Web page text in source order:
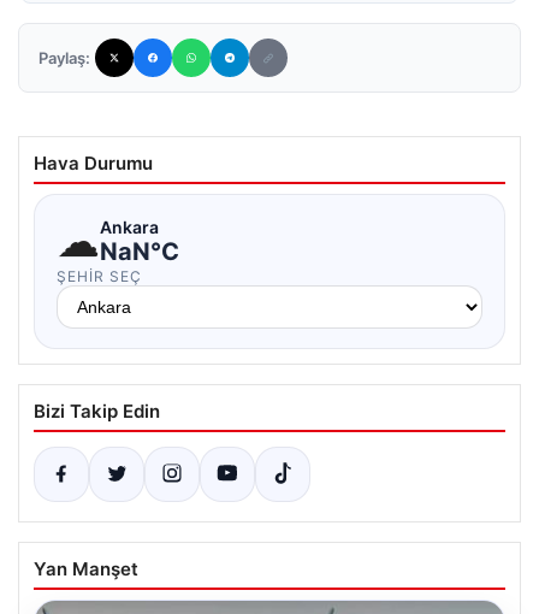
Paylaş:
Hava Durumu
☁Ankara
NaN°C
ŞEHIR SEÇ
Bizi Takip Edin
Yan Manşet